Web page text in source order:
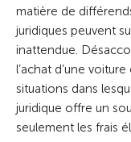
matière de
juridiques peuvent
inattendue.
l’achat d’une
situations dans
juridique offre un
seulement les frais